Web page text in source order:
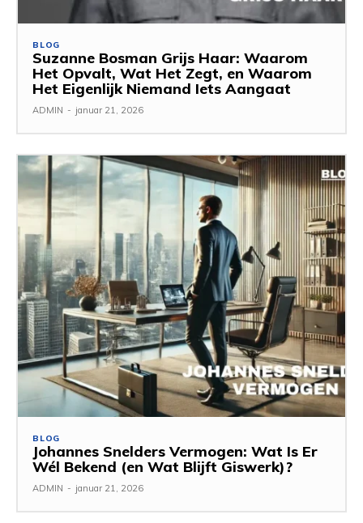
BLOG
Suzanne Bosman Grijs Haar: Waarom
Het Opvalt, Wat Het Zegt, en Waarom
Het Eigenlijk Niemand Iets Aangaat
ADMIN - januar 21, 2026
BLOG
Johannes Snelders Vermogen: Wat Is Er
Wél Bekend (en Wat Blijft Giswerk)?
ADMIN - januar 21, 2026